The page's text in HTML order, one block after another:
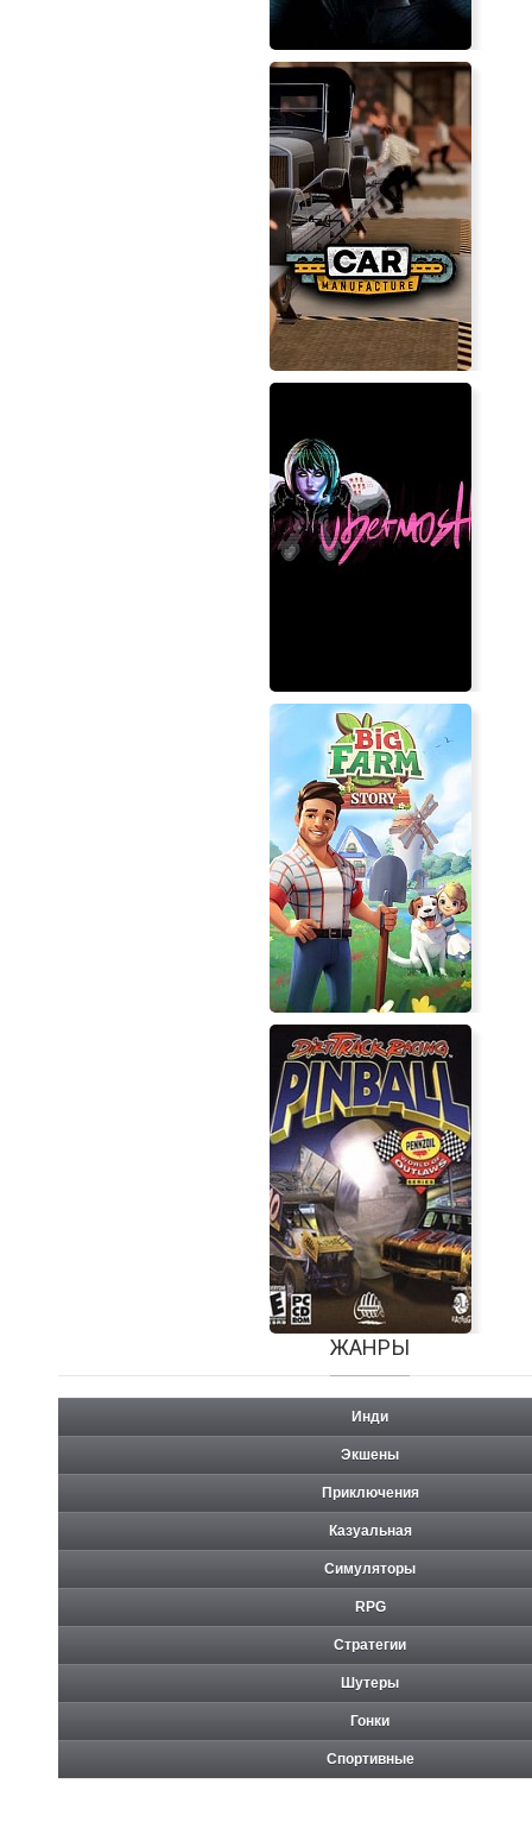
Alpha Polaris : A Horror
Car Manufacture
UBERMOSH
Big Farm Story
Dirt Track Racing Pinball
ЖАНРЫ
Инди
Экшены
Приключения
Казуальная
Симуляторы
RPG
Стратегии
Шутеры
Гонки
Спортивные